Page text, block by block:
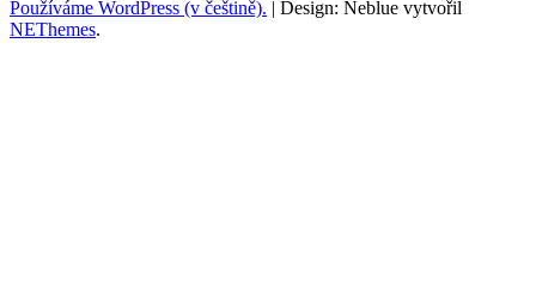
Používáme WordPress (v češtině). | Design: Neblue vytvořil
NEThemes.